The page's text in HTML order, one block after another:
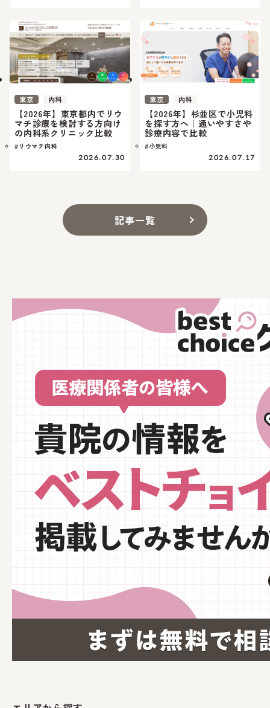
東京 内科
【2026年】東京都内でリウ
マチ診療を検討する方向け
の内科系クリニック比較
#リウマチ内科
2026.07.30
東京 内科
【2026年】杉並区で小児科
を探す方へ｜通いやすさや
診療内容で比較
#小児科
2026.07.17
記事一覧